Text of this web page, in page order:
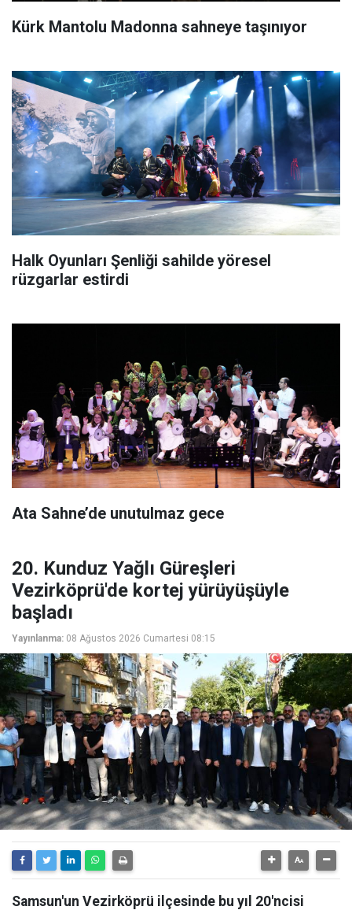
Kürk Mantolu Madonna sahneye taşınıyor
Halk Oyunları Şenliği sahilde yöresel
rüzgarlar estirdi
Ata Sahne’de unutulmaz gece
20. Kunduz Yağlı Güreşleri
Vezirköprü'de kortej yürüyüşüyle
başladı
Yayınlanma: 08 Ağustos 2026 Cumartesi 08:15
Samsun'un Vezirköprü ilçesinde bu yıl 20'ncisi